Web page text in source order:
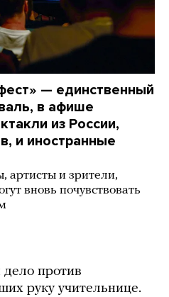
— единственный
в афише
из России,
и иностранные
артисты и зрители,
вновь почувствовать
против
руку учительнице.